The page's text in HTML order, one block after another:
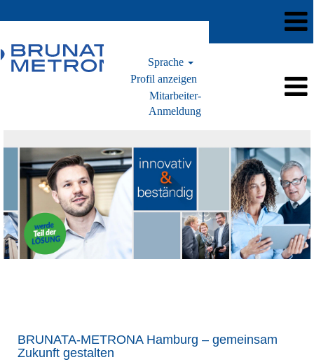
Sprache
Profil anzeigen
Mitarbeiter-
Anmeldung
BRUNATA-METRONA Hamburg – gemeinsam
Zukunft gestalten